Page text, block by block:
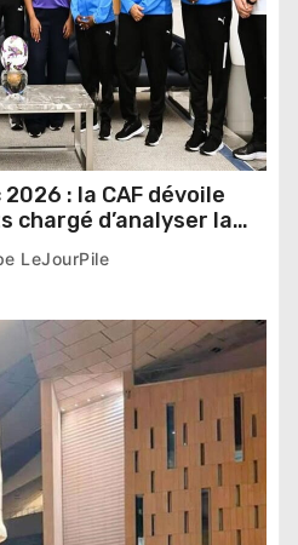
: la CAF dévoile
chargé d’analyser la
LeJourPile